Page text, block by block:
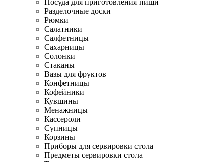
Посуда для приготовления пищи
Разделочные доски
Рюмки
Салатники
Салфетницы
Сахарницы
Солонки
Стаканы
Вазы для фруктов
Конфетницы
Кофейники
Кувшины
Менажницы
Кассероли
Супницы
Корзины
Приборы для сервировки стола
Предметы сервировки стола